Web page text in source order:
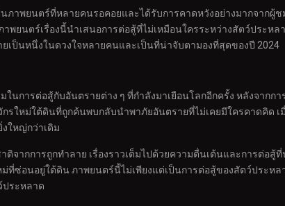
ภาพยนตร์ที่หลายคนรอคอยและได้รับการคาดหวังอย่างมากจากผู้
ยนตร์เรื่องนี้นำเสนอการต่อสู้ที่ไม่เหมือนใครระหว่างสัตว์ประห
เป็นหนึ่งในดวงใจหลายคนและเป็นที่น่าจับตามองที่สุดของปี 2024
ในการต่อสู้กับอันตรายต่าง ๆ ที่กำลังมาเยือนโลกอีกครั้ง หลังจาก
ใหม่ใต้ดินที่ถูกค้นพบกลับนำพาภัยอันตรายที่ไม่เคยมีใครคาดคิด
ใหญ่กว่าเดิม
จากการถูกทำลาย เรื่องราวเต็มไปด้วยความตื่นเต้นและการต่อ
ซ่อนอยู่ใต้ดิน ภาพยนตร์นี้ไม่เพียงแต่เป็นการต่อสู้ของสัตว์ประห
ระหลาด